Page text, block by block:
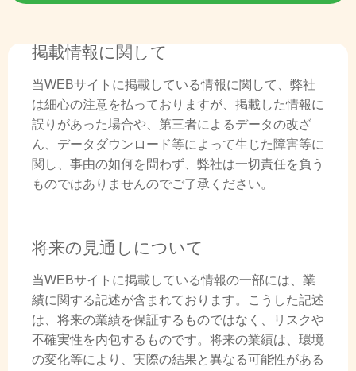
掲載情報に関して
当WEBサイトに掲載している情報に関して、弊社
は細心の注意を払っておりますが、掲載した情報に
誤りがあった場合や、第三者によるデータの改ざ
ん、データダウンロード等によって生じた障害等に
関し、事由の如何を問わず、弊社は一切責任を負う
ものではありませんのでご了承ください。
将来の見通しについて
当WEBサイトに掲載している情報の一部には、業
績に関する記述が含まれております。こうした記述
は、将来の業績を保証するものではなく、リスクや
不確実性を内包するものです。将来の業績は、環境
の変化等により、実際の結果と異なる可能性がある